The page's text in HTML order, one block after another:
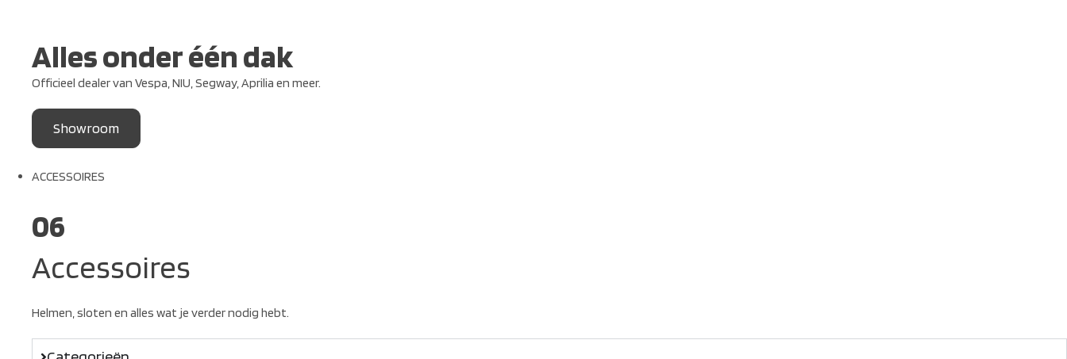
Alles onder één dak
Officieel dealer van Vespa, NIU, Segway, Aprilia en meer.
Showroom
ACCESSOIRES
06
Accessoires
Helmen, sloten en alles wat je verder nodig hebt.